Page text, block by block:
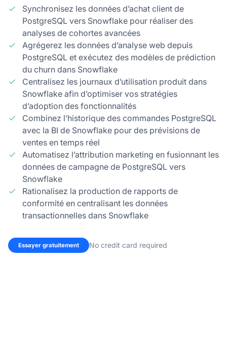
Synchronisez les données d’achat client de
PostgreSQL vers Snowflake pour réaliser des
analyses de cohortes avancées
Agrégerez les données d’analyse web depuis
PostgreSQL et exécutez des modèles de prédiction
du churn dans Snowflake
Centralisez les journaux d’utilisation produit dans
Snowflake afin d’optimiser vos stratégies
d’adoption des fonctionnalités
Combinez l’historique des commandes PostgreSQL
avec la BI de Snowflake pour des prévisions de
ventes en temps réel
Automatisez l’attribution marketing en fusionnant les
données de campagne de PostgreSQL vers
Snowflake
Rationalisez la production de rapports de
conformité en centralisant les données
transactionnelles dans Snowflake
Essayer gratuitement No credit card required